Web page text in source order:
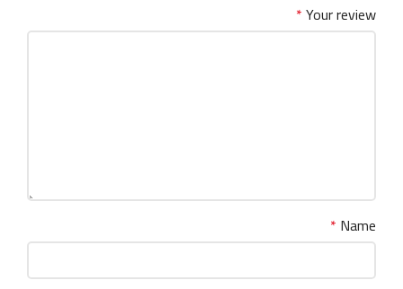
Your review
*
Name
*